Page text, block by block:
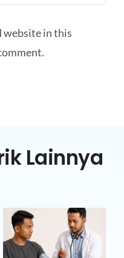
website in this
Lainnya